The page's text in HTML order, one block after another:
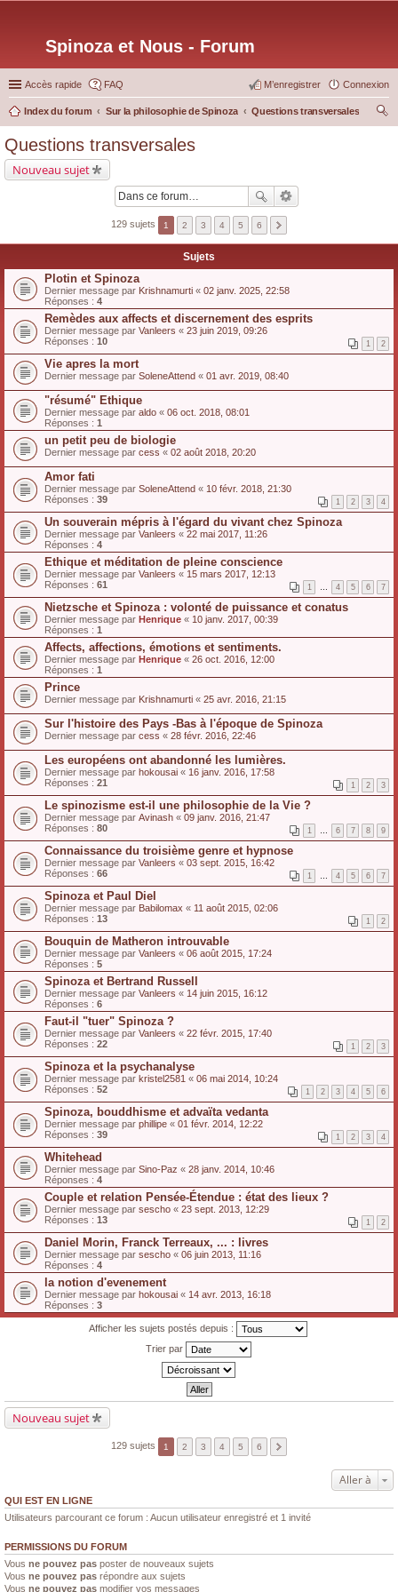
Spinoza et Nous - Forum
Accès rapide FAQ Connexion
M’enregistrer
Index du forum Sur la philosophie de Spinoza
Questions transversales
Questions transversales
Nouveau sujet
129 sujets 1 2 3 4 5 6
Sujets
Plotin et Spinoza
Dernier message par Krishnamurti « 02 janv. 2025, 22:58
Réponses : 4
Remèdes aux affects et discernement des esprits
Dernier message par Vanleers « 23 juin 2019, 09:26
Réponses : 10 1 2
Vie apres la mort
Dernier message par SoleneAttend « 01 avr. 2019, 08:40
"résumé" Ethique
Dernier message par aldo « 06 oct. 2018, 08:01
Réponses : 1
un petit peu de biologie
Dernier message par cess « 02 août 2018, 20:20
Amor fati
Dernier message par SoleneAttend « 10 févr. 2018, 21:30
Réponses : 39 1 2 3 4
Un souverain mépris à l'égard du vivant chez Spinoza
Dernier message par Vanleers « 22 mai 2017, 11:26
Réponses : 4
Ethique et méditation de pleine conscience
Dernier message par Vanleers « 15 mars 2017, 12:13
Réponses : 61 1 … 4 5 6 7
Nietzsche et Spinoza : volonté de puissance et conatus
Dernier message par Henrique « 10 janv. 2017, 00:39
Réponses : 1
Affects, affections, émotions et sentiments.
Dernier message par Henrique « 26 oct. 2016, 12:00
Réponses : 1
Prince
Dernier message par Krishnamurti « 25 avr. 2016, 21:15
Sur l'histoire des Pays -Bas à l'époque de Spinoza
Dernier message par cess « 28 févr. 2016, 22:46
Les européens ont abandonné les lumières.
Dernier message par hokousai « 16 janv. 2016, 17:58
Réponses : 21 1 2 3
Le spinozisme est-il une philosophie de la Vie ?
Dernier message par Avinash « 09 janv. 2016, 21:47
Réponses : 80 1 … 6 7 8 9
Connaissance du troisième genre et hypnose
Dernier message par Vanleers « 03 sept. 2015, 16:42
Réponses : 66 1 … 4 5 6 7
Spinoza et Paul Diel
Dernier message par Babilomax « 11 août 2015, 02:06
Réponses : 13 1 2
Bouquin de Matheron introuvable
Dernier message par Vanleers « 06 août 2015, 17:24
Réponses : 5
Spinoza et Bertrand Russell
Dernier message par Vanleers « 14 juin 2015, 16:12
Réponses : 6
Faut-il "tuer" Spinoza ?
Dernier message par Vanleers « 22 févr. 2015, 17:40
Réponses : 22 1 2 3
Spinoza et la psychanalyse
Dernier message par kristel2581 « 06 mai 2014, 10:24
Réponses : 52 1 2 3 4 5 6
Spinoza, bouddhisme et advaïta vedanta
Dernier message par phillipe « 01 févr. 2014, 12:22
Réponses : 39 1 2 3 4
Whitehead
Dernier message par Sino-Paz « 28 janv. 2014, 10:46
Réponses : 4
Couple et relation Pensée-Étendue : état des lieux ?
Dernier message par sescho « 23 sept. 2013, 12:29
Réponses : 13 1 2
Daniel Morin, Franck Terreaux, ... : livres
Dernier message par sescho « 06 juin 2013, 11:16
Réponses : 4
la notion d'evenement
Dernier message par hokousai « 14 avr. 2013, 16:18
Réponses : 3
Afficher les sujets postés depuis :
Trier par
Nouveau sujet
129 sujets 1 2 3 4 5 6
Aller à
QUI EST EN LIGNE
Utilisateurs parcourant ce forum : Aucun utilisateur enregistré et 1 invité
PERMISSIONS DU FORUM
Vous ne pouvez pas poster de nouveaux sujets
Vous ne pouvez pas répondre aux sujets
Vous ne pouvez pas modifier vos messages